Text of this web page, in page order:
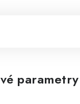
parametry